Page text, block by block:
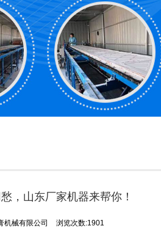
，山东厂家机器来帮你！
机械有限公司 浏览次数:1901